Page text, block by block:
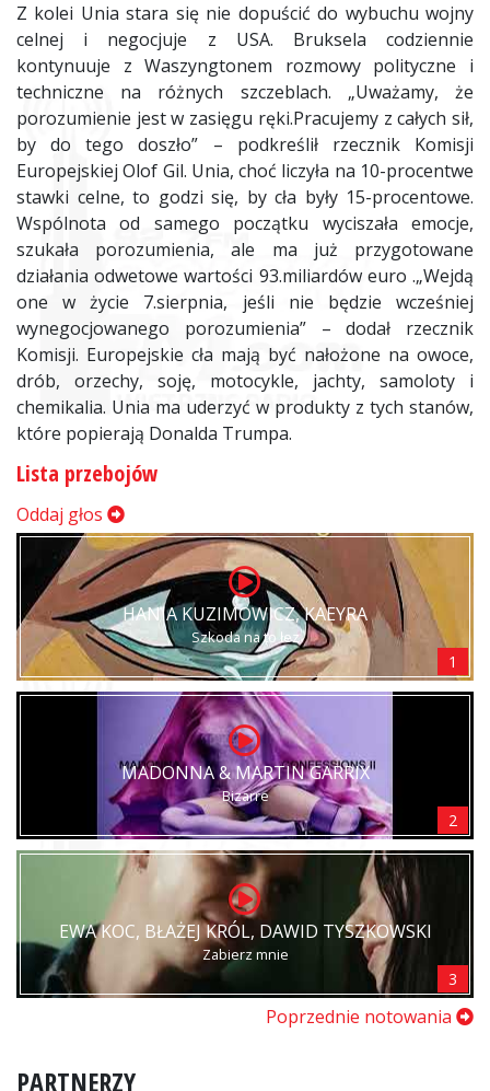
Z kolei Unia stara się nie dopuścić do wybuchu wojny
celnej i negocjuje z USA. Bruksela codziennie
kontynuuje z Waszyngtonem rozmowy polityczne i
techniczne na różnych szczeblach. „Uważamy, że
porozumienie jest w zasięgu ręki.Pracujemy z całych sił,
by do tego doszło” – podkreślił rzecznik Komisji
Europejskiej Olof Gil. Unia, choć liczyła na 10-procentwe
stawki celne, to godzi się, by cła były 15-procentowe.
Wspólnota od samego początku wyciszała emocje,
szukała porozumienia, ale ma już przygotowane
działania odwetowe wartości 93.miliardów euro .„Wejdą
one w życie 7.sierpnia, jeśli nie będzie wcześniej
wynegocjowanego porozumienia” – dodał rzecznik
Komisji. Europejskie cła mają być nałożone na owoce,
drób, orzechy, soję, motocykle, jachty, samoloty i
chemikalia. Unia ma uderzyć w produkty z tych stanów,
które popierają Donalda Trumpa.
Lista przebojów
Oddaj głos
HANIA KUZIMOWICZ, KAEYRA
Szkoda na to łez
1
MADONNA & MARTIN GARRIX
Bizarre
2
EWA KOC, BŁAŻEJ KRÓL, DAWID TYSZKOWSKI
Zabierz mnie
3
Poprzednie notowania
PARTNERZY